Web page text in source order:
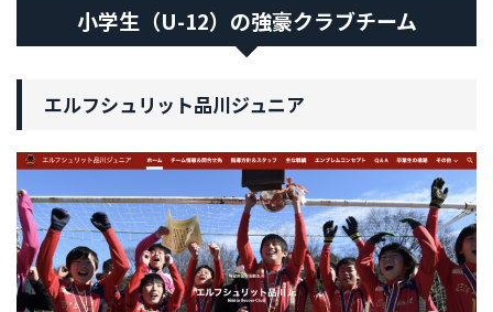
小学生（U-12）の強豪クラブチーム
エルフシュリット品川ジュニア